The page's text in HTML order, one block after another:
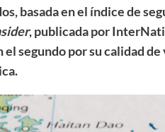
basada en el índice de
, publicada por
el segundo por su calidad